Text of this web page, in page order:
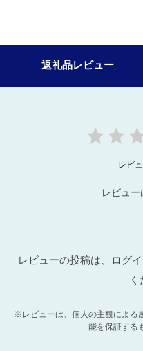
返礼品レビュー
レビ
レビュー
レビューの投稿は、ログ
く
※レビューは、個人の主観による
能を保証する